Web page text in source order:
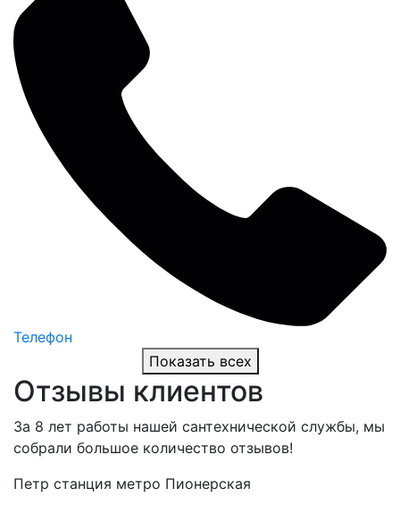
Телефон
Показать всех
Отзывы клиентов
За 8 лет работы нашей сантехнической службы, мы
собрали большое количество отзывов!
Петр станция метро Пионерская